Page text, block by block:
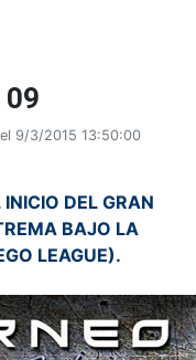
09
el 9/3/2015 13:50:00
DEL GRAN
BAJO LA
LEAGUE).